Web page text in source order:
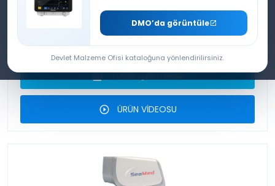
JİNEKOLOJİ VİDEO KOLPOSKOPİ SİSTEMİ
TEKNİK ŞARTNAME
ÜRÜN VİDEOSU
DMO’da görüntüle
Devlet Malzeme Ofisi kataloğuna yönlendirilirsiniz.